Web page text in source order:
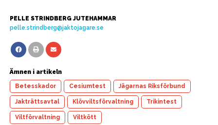
PELLE STRINDBERG JUTEHAMMAR
pelle.strindberg@jaktojagare.se
Ämnen i artikeln
Betesskador Cesiumtest Jägarnas Riksförbund
Jakträttsavtal Klövviltsförvaltning Trikintest
Viltförvaltning Viltkött